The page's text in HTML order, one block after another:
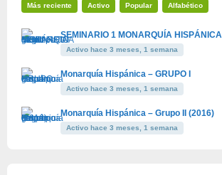
Más reciente Activo Popular Alfabético
SEMINARIO 1 MONARQUÍA HISPÁNICA
Activo hace 3 meses, 1 semana
Monarquía Hispánica – GRUPO I
Activo hace 3 meses, 1 semana
Monarquía Hispánica – Grupo II (2016)
Activo hace 3 meses, 1 semana